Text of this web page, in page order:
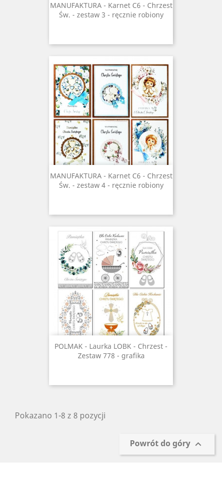
MANUFAKTURA - Karnet C6 - Chrzest
Św. - zestaw 3 - ręcznie robiony
MANUFAKTURA - Karnet C6 - Chrzest
Św. - zestaw 4 - ręcznie robiony
POLMAK - Laurka LOBK - Chrzest -
Zestaw 778 - grafika
Pokazano 1-8 z 8 pozycji
Powrót do góry 